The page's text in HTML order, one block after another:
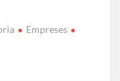
Empreses